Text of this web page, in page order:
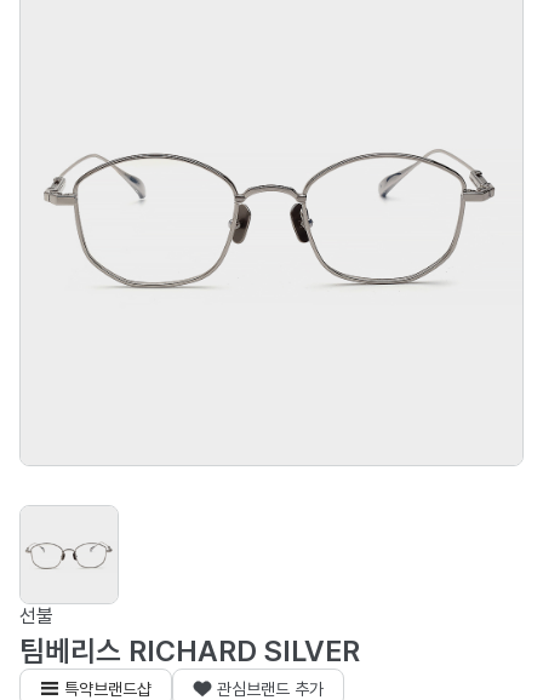
선불
팀베리스 RICHARD SILVER
특약브랜드샵 관심브랜드 추가